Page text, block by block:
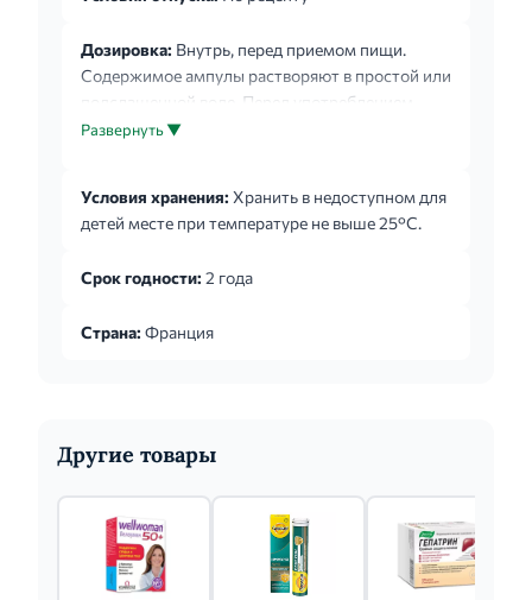
Дозировка: Внутрь, перед приемом пищи.
Содержимое ампулы растворяют в простой или
подслащенной воде. Перед употреблением
взбалтывать. Оторвите по пунктирной линии
ампулы. Надломите ампулу с двух сторон и
содержимое ампулы вылейте в стакан.
приемов или принимать за один раз. Суточная
Суточные дозы препарата для профилактики и
Развернуть ▼
Условия хранения: Хранить в недоступном для
детей месте при температуре не выше 25°С.
Срок годности: 2 года
Страна: Франция
Другие товары